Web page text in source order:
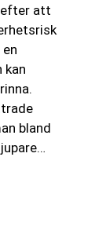
efter att
kan
bland